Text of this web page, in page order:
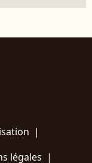
|
légales |